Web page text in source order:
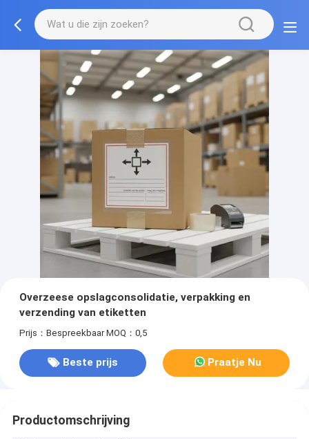
Overzeese opslagconsolidatie, verpakking en
verzending van etiketten
Prijs：Bespreekbaar MOQ：0,5
Beste prijs Praatje Nu
Productomschrijving